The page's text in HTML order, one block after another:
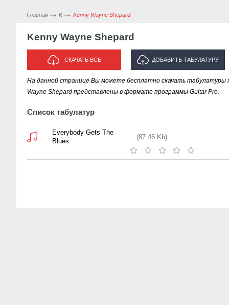
Главная K Kenny Wayne Shepard
Kenny Wayne Shepard
СКАЧАТЬ ВСЕ ДОБАВИТЬ ТАБУЛАТУРУ
ИСПОЛНИТЕЛЯ "KENNY WAYNE
На данной странице Вы можете бесплатно скачать табулатуры
Wayne Shepard представлены в формате программы Guitar Pro.
Список табулатур
Everybody Gets The
Blues
(87.46 Kb)